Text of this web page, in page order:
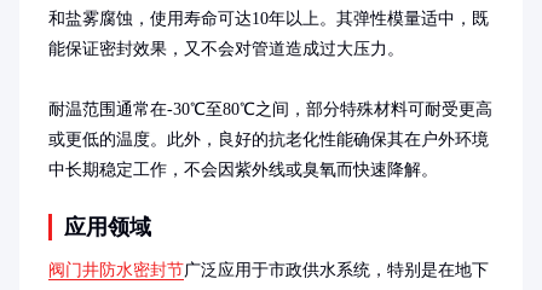
和盐雾腐蚀，使用寿命可达10年以上。其弹性模量适中，既
能保证密封效果，又不会对管道造成过大压力。
耐温范围通常在-30℃至80℃之间，部分特殊材料可耐受更高
或更低的温度。此外，良好的抗老化性能确保其在户外环境
中长期稳定工作，不会因紫外线或臭氧而快速降解。
应用领域
阀门井防水密封节广泛应用于市政供水系统，特别是在地下